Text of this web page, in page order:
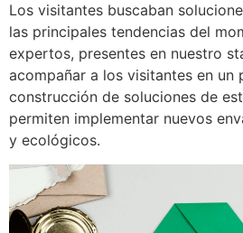
Los visitantes buscaban
las principales tendencias del
expertos, presentes en nuestro
acompañar a los visitantes en un
construcción de soluciones de
permiten implementar nuevos
y ecológicos.